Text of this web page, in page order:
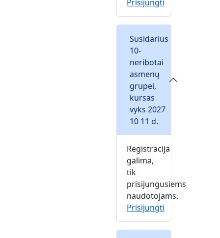
Prisijungti
Susidarius
10-
neribotai
asmenų
grupei,
kursas
vyks 2027
10 11 d.
Registracija
galima,
tik
prisijungusiems
naudotojams.
Prisijungti